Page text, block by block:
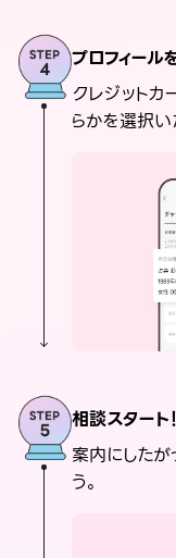
プロフィール
クレジットカ
らかを選択い
相談スタート！
案内にしたが
う。